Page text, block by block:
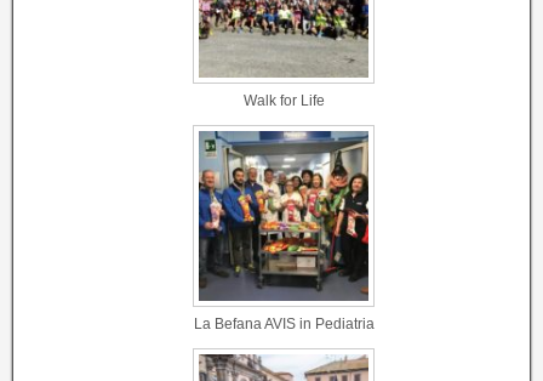
Walk for Life
La Befana AVIS in Pediatria